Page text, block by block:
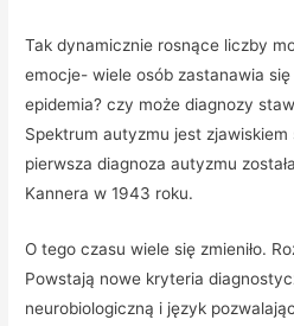
Tak dynamicznie rosnące liczby
emocje- wiele osób zastanawia
epidemia? czy może diagnozy
Spektrum autyzmu jest
pierwsza diagnoza autyzmu
Kannera w 1943 roku.
O tego czasu wiele się zmieniło.
Powstają nowe kryteria
neurobiologiczną i język